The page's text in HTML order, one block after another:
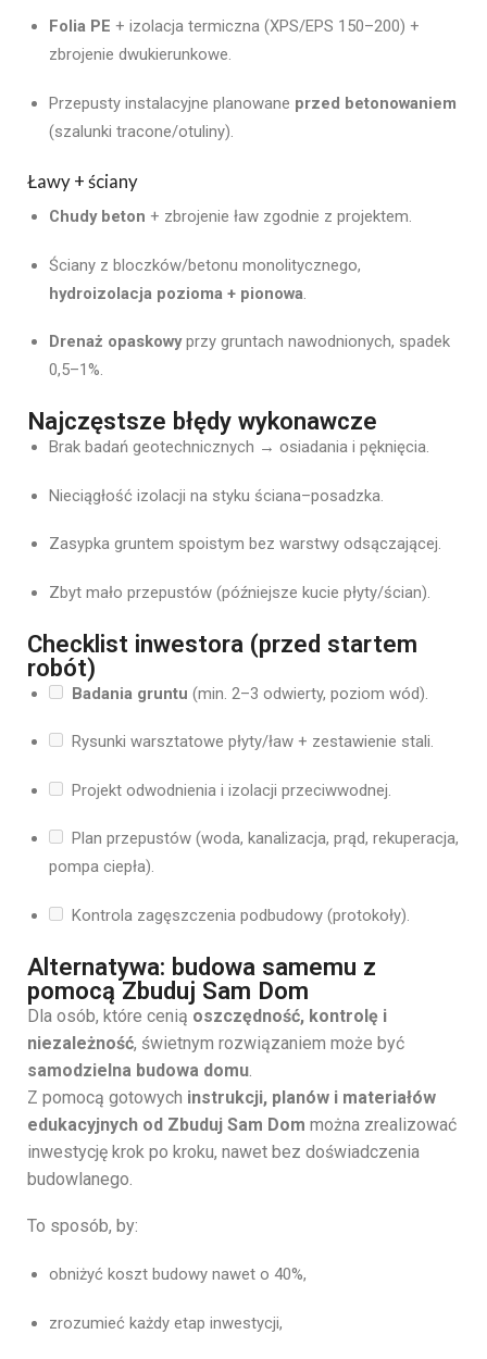
Folia PE + izolacja termiczna (XPS/EPS 150–200) +
zbrojenie dwukierunkowe.
Przepusty instalacyjne planowane przed betonowaniem
(szalunki tracone/otuliny).
Ławy + ściany
Chudy beton + zbrojenie ław zgodnie z projektem.
Ściany z bloczków/betonu monolitycznego,
hydroizolacja pozioma + pionowa
Drenaż opaskowyprzy gruntach nawodnionych, spadek
0,5–1%.
Najczęstsze błędy wykonawcze
Brak badań geotechnicznych → osiadania i pęknięcia.
Nieciągłość izolacji na styku ściana–posadzka.
Zasypka gruntem spoistym bez warstwy odsączającej.
Zbyt mało przepustów (późniejsze kucie płyty/ścian).
Checklist inwestora (przed startem
robót)
Badania gruntu (min. 2–3 odwierty, poziom wód).
Rysunki warsztatowe płyty/ław + zestawienie stali.
Projekt odwodnienia i izolacji przeciwwodnej.
Plan przepustów (woda, kanalizacja, prąd, rekuperacja,
pompa ciepła).
Kontrola zagęszczenia podbudowy (protokoły).
Alternatywa: budowa samemu z
pomocą Zbuduj Sam Dom
Dla osób, które cenią oszczędność, kontrolę i
niezależność, świetnym rozwiązaniem może być
samodzielna budowa domu
Z pomocą gotowych instrukcji, planów i materiałów
edukacyjnych od Zbuduj Sam Dom można zrealizować
inwestycję krok po kroku, nawet bez doświadczenia
budowlanego.
To sposób, by:
obniżyć koszt budowy nawet o 40%,
zrozumieć każdy etap inwestycji,